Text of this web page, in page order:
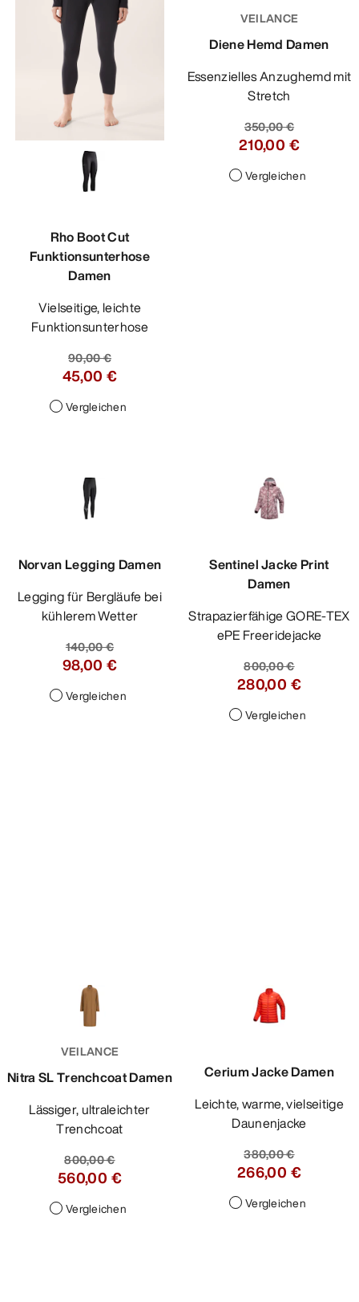
Rho Boot Cut
Funktionsunterhose
Damen
Vielseitige, leichte
Funktionsunterhose
90,00 €
45,00 €
Vergleichen
VEILANCE
Diene Hemd Damen
Essenzielles Anzughemd mit
Stretch
350,00 €
210,00 €
Vergleichen
Norvan Legging Damen
Legging für Bergläufe bei
kühlerem Wetter
140,00 €
98,00 €
Vergleichen
Sentinel Jacke Print
Damen
Strapazierfähige GORE-TEX
ePE Freeridejacke
800,00 €
280,00 €
Vergleichen
VEILANCE
Nitra SL Trenchcoat Damen
Lässiger, ultraleichter
Trenchcoat
800,00 €
560,00 €
Vergleichen
Cerium Jacke Damen
Leichte, warme, vielseitige
Daunenjacke
380,00 €
266,00 €
Vergleichen